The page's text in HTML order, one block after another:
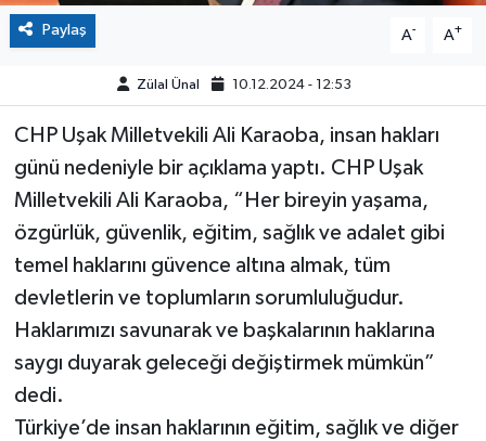
Paylaş A- A+
Zülal Ünal 10.12.2024 - 12:53
CHP Uşak Milletvekili Ali Karaoba, insan hakları
günü nedeniyle bir açıklama yaptı. CHP Uşak
Milletvekili Ali Karaoba, “Her bireyin yaşama,
özgürlük, güvenlik, eğitim, sağlık ve adalet gibi
temel haklarını güvence altına almak, tüm
devletlerin ve toplumların sorumluluğudur.
Haklarımızı savunarak ve başkalarının haklarına
saygı duyarak geleceği değiştirmek mümkün”
dedi.
Türkiye’de insan haklarının eğitim, sağlık ve diğer